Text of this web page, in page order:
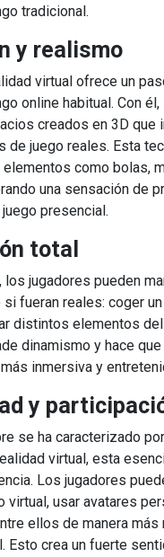
tradicional.
y realismo
virtual ofrece un
online habitual. Con
creados en 3D que
de juego reales. Esta
elementos como bolas,
una sensación de
presencial.
total
los jugadores pueden
fueran reales: coger un
distintos elementos
dinamismo y hace
inmersiva y
y
se ha caracterizado
virtual, esta
Los jugadores
virtual, usar avatares
ellos de manera más
Esto crea un fuerte